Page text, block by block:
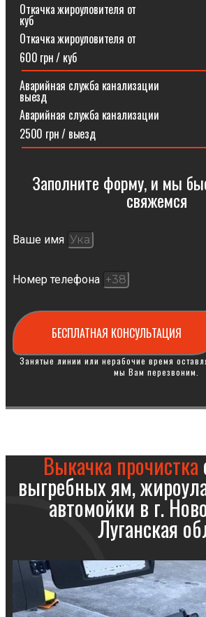
Откачка жироуловителя
куб
Откачка жироуловителя от
600 грн / куб
Аварийная служба канализации
выезд
Аварийная служба канализации
2500 грн / выезд
Заполните форму, и мы
свяжемся​
Ваше имя
Номер телефона
БЕСПЛАТНАЯ КОНСУЛЬТАЦИЯ
Занятые линии или нерабочие время
мы Вам перезвоним.
Выкачка прочистка
выгребных ям,
автомойки в г.
Луганская